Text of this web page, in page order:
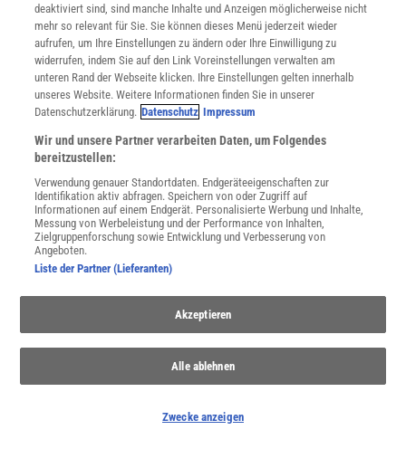
WEITERE NEUERSCHEINUNGEN SPEKTRUM SHOP
Spektrum.de-Newsletter abonnieren
JETZT ANMELDEN!
mit Ihren personenbezogenen Daten finden Sie in unsererDatenschutzerklärung
SERVICES
Newsletter
Kontakt
Im Handel kaufen
deaktiviert sind, sind manche Inhalte und Anzeigen möglicherweise nicht
mehr so relevant für Sie. Sie können dieses Menü jederzeit wieder
aufrufen, um Ihre Einstellungen zu ändern oder Ihre Einwilligung zu
widerrufen, indem Sie auf den Link Voreinstellungen verwalten am
unteren Rand der Webseite klicken. Ihre Einstellungen gelten innerhalb
unseres Website. Weitere Informationen finden Sie in unserer
Datenschutzerklärung. Datenschutz Impressum
Wir und unsere Partner verarbeiten Daten, um Folgendes
bereitzustellen:
Verwendung genauer Standortdaten. Endgeräteeigenschaften zur
Identifikation aktiv abfragen. Speichern von oder Zugriff auf
Informationen auf einem Endgerät. Personalisierte Werbung und Inhalte,
Messung von Werbeleistung und der Performance von Inhalten,
Zielgruppenforschung sowie Entwicklung und Verbesserung von
Angeboten.
Liste der Partner (Lieferanten)
Akzeptieren
Alle ablehnen
Zwecke anzeigen